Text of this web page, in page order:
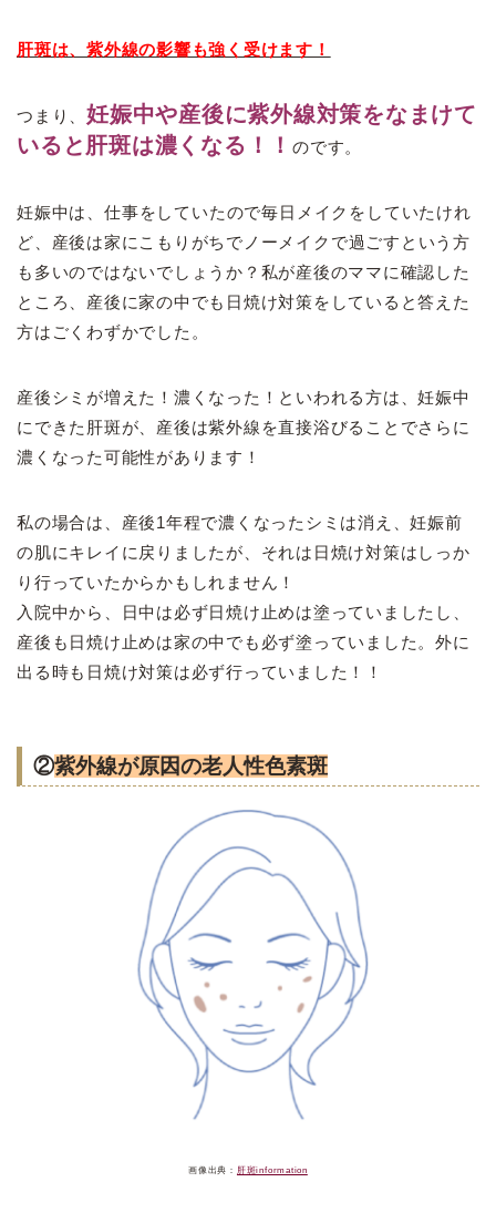
肝斑は、紫外線の影響も強く受けます！
つまり、妊娠中や産後に紫外線対策をなまけて
いると肝斑は濃くなる！！のです。
妊娠中は、仕事をしていたので毎日メイクをしていたけれ
ど、 産後は家にこもりがちでノーメイクで過ごすという方
も多いのではないでしょうか？私が産後のママに確認した
ところ、産後に家の中でも日焼け対策をしていると答えた
方はごくわずかでした。
産後シミが増えた！濃くなった！といわれる方は、妊娠中
にできた肝斑が、産後は紫外線を直接浴びることでさらに
濃くなった可能性があります！
私の場合は、産後1年程で濃くなったシミは消え、妊娠前
の肌にキレイに戻りましたが、それは日焼け対策はしっか
り行っていたからかもしれません！
入院中から、日中は必ず日焼け止めは塗っていましたし、
産後も日焼け止めは家の中でも必ず塗っていました。外に
出る時も日焼け対策は必ず行っていました！！
②紫外線が原因の老人性色素斑
画像出典： 肝斑information